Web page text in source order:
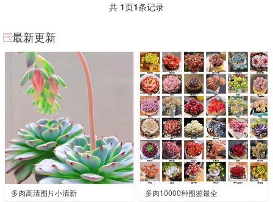
共 1页1条记录
最新更新
多肉高清图片小清新 多肉10000种图鉴最全